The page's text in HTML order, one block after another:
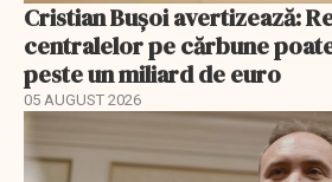
Cristian Bușoi avertizează:
centralelor pe cărbune
peste un miliard de euro
05 AUGUST 2026